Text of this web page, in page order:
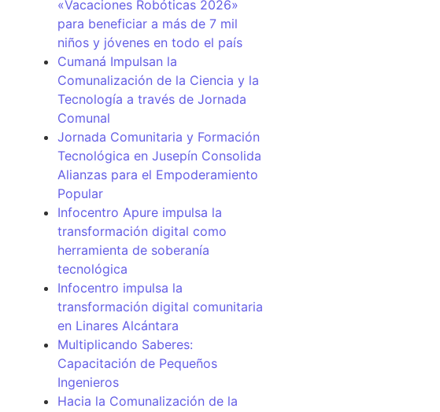
«Vacaciones Robóticas 2026»
para beneficiar a más de 7 mil
niños y jóvenes en todo el país
Cumaná Impulsan la
Comunalización de la Ciencia y la
Tecnología a través de Jornada
Comunal
Jornada Comunitaria y Formación
Tecnológica en Jusepín Consolida
Alianzas para el Empoderamiento
Popular
Infocentro Apure impulsa la
transformación digital como
herramienta de soberanía
tecnológica
Infocentro impulsa la
transformación digital comunitaria
en Linares Alcántara
Multiplicando Saberes:
Capacitación de Pequeños
Ingenieros
Hacia la Comunalización de la